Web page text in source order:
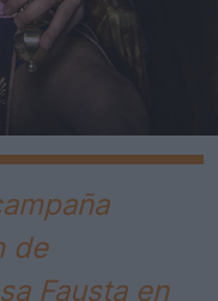
de
Fausta en